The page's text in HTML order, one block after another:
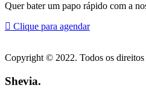
Quer bater um papo rápido com a
Clique para agendar
Copyright © 2022. Todos os direitos
Shevia.